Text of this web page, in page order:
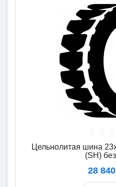
Цельнолитая шина
(SH)
28